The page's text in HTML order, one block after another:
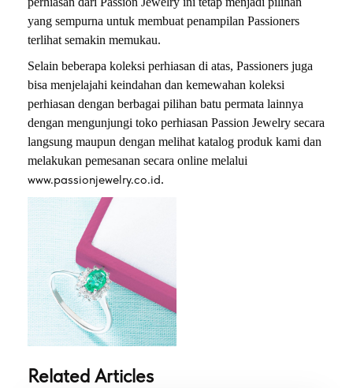
yang sempurna untuk membuat penampilan Passioners
terlihat semakin memukau.
Selain beberapa koleksi perhiasan di atas, Passioners juga
bisa menjelajahi keindahan dan kemewahan koleksi
perhiasan dengan berbagai pilihan batu permata lainnya
dengan mengunjungi toko perhiasan Passion Jewelry secara
langsung maupun dengan melihat katalog produk kami dan
melakukan pemesanan secara online melalui
www.passionjewelry.co.id.
Related Articles